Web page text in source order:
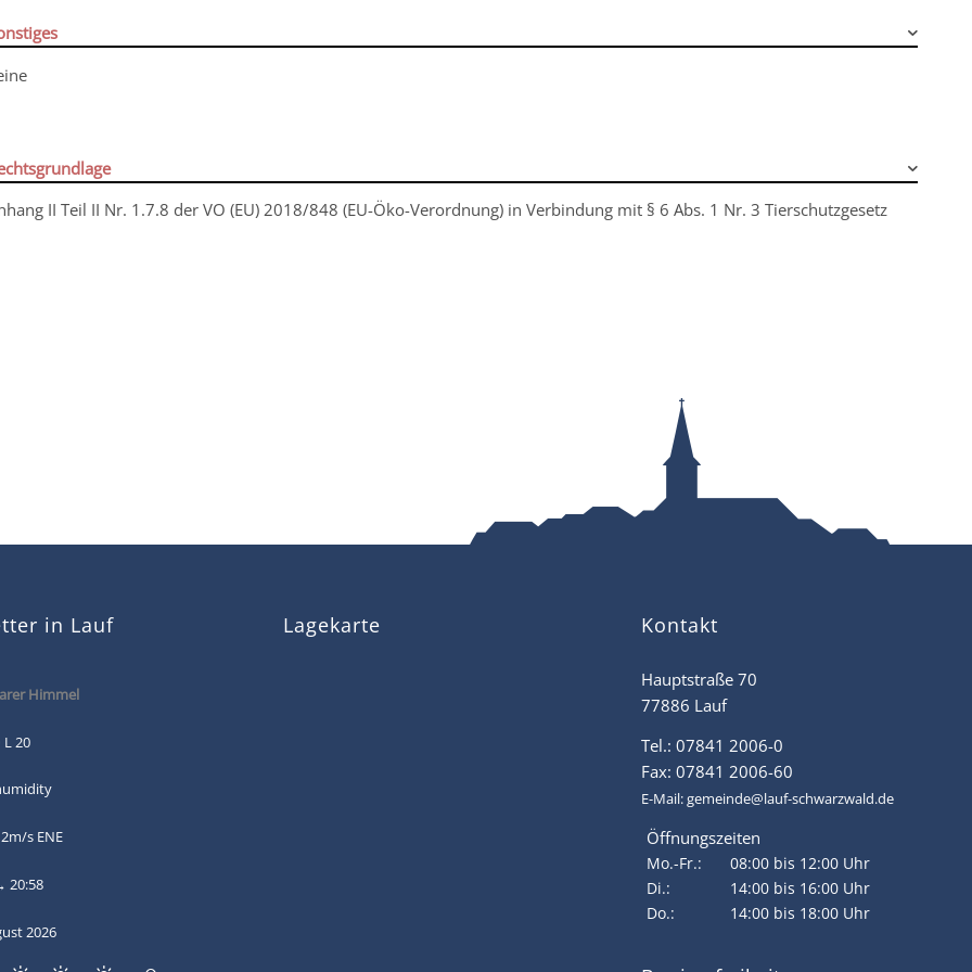
II Teil II Nr. 1.7.8 der VO (EU) 2018/848 (EU-Öko-Verordnung) in Verbindung mit § 6 Abs. 1 Nr. 3 Tierschutzgesetz
in Lauf
Himmel
L 20
s ENE
20:58
2026
Lagekarte Kontakt
Hauptstraße 70
77886 Lauf
Tel.: 07841 2006-0
Fax: 07841 2006-60
E-Mail:gemeinde@lauf-schwarzwald.de
Öffnungszeiten
Mo.-Fr.:
08:00 bis 12:00 Uhr
Di.:
14:00 bis 16:00 Uhr
Do.:
14:00 bis 18:00 Uhr